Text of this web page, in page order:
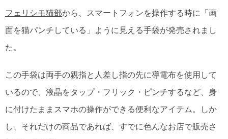
フェリシモ猫部から、スマートフォンを操作する時に「画
面を猫パンチしている」ように見える手袋が発売されまし
た。
この手袋は両手の親指と人差し指の先に導電布を使用して
いるので、液晶をタップ・フリック・ピンチするなど、身
に付けたままスマホの操作ができる便利なアイテム。しか
し、それだけの商品であれば、すでに色んなお店で販売さ